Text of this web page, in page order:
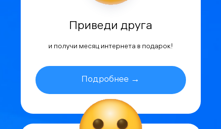
Приведи друга
и получи месяц интернета в подарок!
Подробнее →